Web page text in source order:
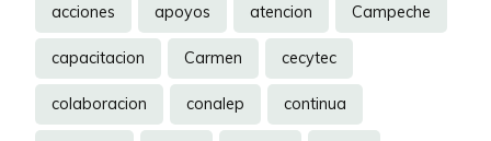
acciones apoyos atencion Campeche
capacitacion Carmen cecytec
colaboracion conalep continua